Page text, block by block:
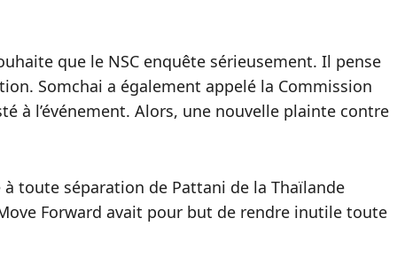
que le NSC enquête sérieusement. Il pense
Somchai a également appelé la Commission
à l’événement. Alors, une nouvelle plainte contre
toute séparation de Pattani de la Thaïlande
Forward avait pour but de rendre inutile toute